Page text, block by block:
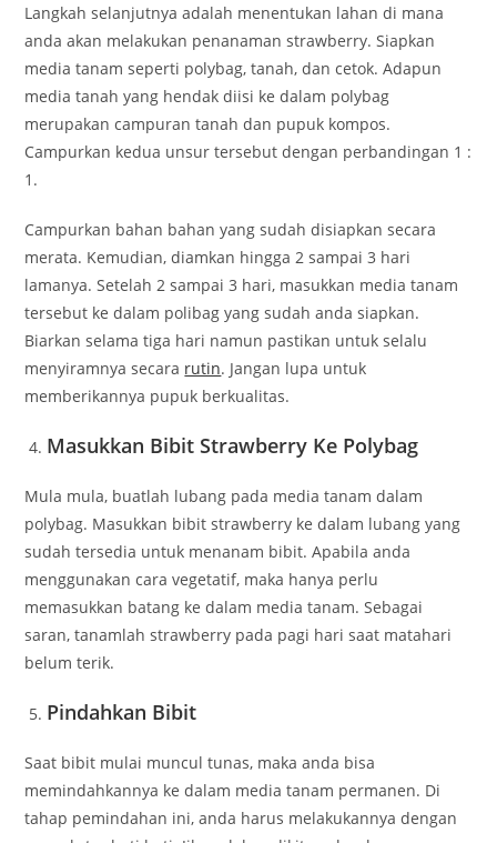
Langkah selanjutnya adalah menentukan lahan di mana
anda akan melakukan penanaman strawberry. Siapkan
media tanam seperti polybag, tanah, dan cetok. Adapun
media tanah yang hendak diisi ke dalam polybag
merupakan campuran tanah dan pupuk kompos.
Campurkan kedua unsur tersebut dengan perbandingan 1 :
1.
Campurkan bahan bahan yang sudah disiapkan secara
merata. Kemudian, diamkan hingga 2 sampai 3 hari
lamanya. Setelah 2 sampai 3 hari, masukkan media tanam
tersebut ke dalam polibag yang sudah anda siapkan.
Biarkan selama tiga hari namun pastikan untuk selalu
menyiramnya secara rutin. Jangan lupa untuk
memberikannya pupuk berkualitas.
Masukkan Bibit Strawberry Ke Polybag
Mula mula, buatlah lubang pada media tanam dalam
polybag. Masukkan bibit strawberry ke dalam lubang yang
sudah tersedia untuk menanam bibit. Apabila anda
menggunakan cara vegetatif, maka hanya perlu
memasukkan batang ke dalam media tanam. Sebagai
saran, tanamlah strawberry pada pagi hari saat matahari
belum terik.
Pindahkan Bibit
Saat bibit mulai muncul tunas, maka anda bisa
memindahkannya ke dalam media tanam permanen. Di
tahap pemindahan ini, anda harus melakukannya dengan